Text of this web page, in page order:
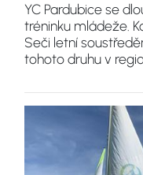
YC Pardubice se
tréninku mládeže.
Seči letní
tohoto druhu v